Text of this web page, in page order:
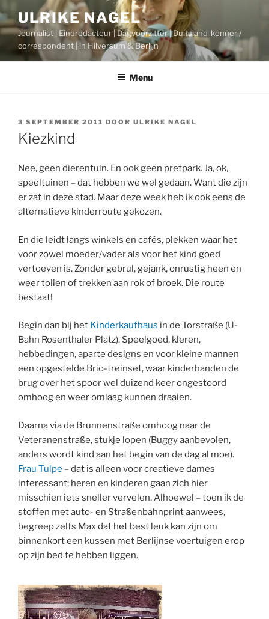
naar
de
inhoud
ULRIKE NAGEL
Journalist | Eindredacteur | Dagvoorzitter | Duitsland-kenner /
correspondent | in Hilversum & Berlijn
Menu
GEPLAATST
OP
3 SEPTEMBER 2011 DOOR ULRIKE NAGEL
Kiezkind
Nee, geen dierentuin. En ook geen pretpark. Ja, ok,
speeltuinen – dat hebben we wel gedaan. Want die zijn
er zat in deze stad. Maar deze week heb ik ook eens de
alternatieve kinderroute gekozen.
En die leidt langs winkels en cafés, plekken waar het
voor zowel moeder/vader als voor het kind goed
vertoeven is. Zonder gebrul, gejank, onrustig heen en
weer tollen of trekken aan rok of broek. Die route
bestaat!
Begin dan bij het Kinderkaufhaus in de Torstraße (U-
Bahn Rosenthaler Platz). Speelgoed, kleren,
hebbedingen, aparte designs en voor kleine mannen
een opgestelde Brio-treinset, waar kinderhanden de
brug over het spoor wel duizend keer ongestoord
omhoog en weer omlaag kunnen draaien.
Daarna via de Brunnenstraße omhoog naar de
Veteranenstraße, stukje lopen (Buggy aanbevolen,
anders wordt kind aan het begin van de dag al moe).
Frau Tulpe – dat is alleen voor creatieve dames
interessant; heren en kinderen gaan zich hier
misschien iets sneller vervelen. Alhoewel – toen ik de
stoffen met auto- en Straßenbahnprint aanwees,
begreep zelfs Max dat het best leuk kan zijn om
binnenkort een kussen met Berlijnse voertuigen erop
op zijn bed te hebben liggen.